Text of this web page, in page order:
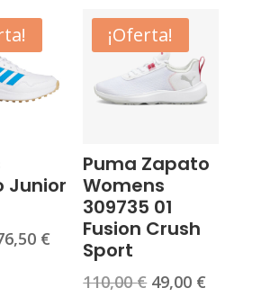
Junior
€
precio
actual
¡Oferta!
Puma Zapato
Womens
309735 01
Fusion Crush
Sport
110,00€ El
49,00 €